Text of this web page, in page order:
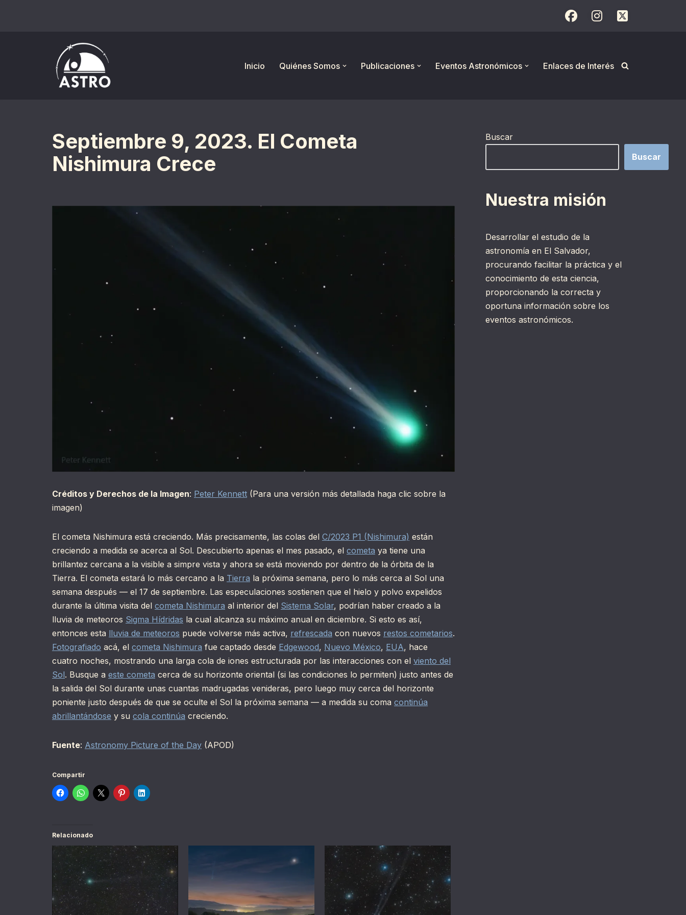
Inicio
Quiénes Somos Publicaciones Eventos Astronómicos Enlaces de Interés
Septiembre 9, 2023. El Cometa
Nishimura Crece
Créditos y Derechos de la Imagen: Peter Kennett (Para una versión más detallada haga clic sobre la
imagen)
El cometa Nishimura está creciendo. Más precisamente, las colas del C/2023 P1 (Nishimura) están
creciendo a medida se acerca al Sol. Descubierto apenas el mes pasado, el cometa ya tiene una
brillantez cercana a la visible a simpre vista y ahora se está moviendo por dentro de la órbita de la
Tierra. El cometa estará lo más cercano a la Tierra la próxima semana, pero lo más cerca al Sol una
semana después — el 17 de septiembre. Las especulaciones sostienen que el hielo y polvo expelidos
durante la última visita del cometa Nishimura al interior del Sistema Solar, podrían haber creado a la
lluvia de meteoros Sigma Hídridas la cual alcanza su máximo anual en diciembre. Si esto es así,
entonces esta lluvia de meteoros puede volverse más activa, refrescada con nuevos restos cometarios.
Fotografiado acá, el cometa Nishimura fue captado desde Edgewood, Nuevo México, EUA, hace
cuatro noches, mostrando una larga cola de iones estructurada por las interacciones con el viento del
Sol. Busque a este cometa cerca de su horizonte oriental (si las condiciones lo permiten) justo antes de
la salida del Sol durante unas cuantas madrugadas venideras, pero luego muy cerca del horizonte
poniente justo después de que se oculte el Sol la próxima semana — a medida su coma continúa
abrillantándose y su cola continúa creciendo.
Fuente: Astronomy Picture of the Day (APOD)
Compartir
Relacionado
Buscar
Buscar
Nuestra misión
Desarrollar el estudio de la
astronomía en El Salvador,
procurando facilitar la práctica y el
conocimiento de esta ciencia,
proporcionando la correcta y
oportuna información sobre los
eventos astronómicos.